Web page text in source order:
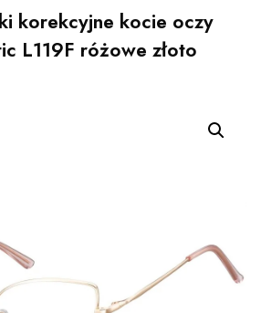
korekcyjne kocie oczy
L119F różowe złoto